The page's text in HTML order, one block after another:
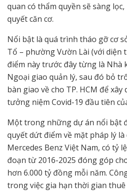
quan có thẩm quyền sẽ sàng
quyết căn cơ.
Nổi bật là quá trình tháo gỡ cơ
Tổ – phường Vườn Lài (với diện
điểm này trước đây từng là Nhà
Ngoại giao quản lý, sau đó bỏ
bàn giao về cho TP. HCM để
tưởng niệm Covid-19 đầu tiên
Một trong những dự án nổi bật
quyết dứt điểm về mặt pháp lý
Mercedes Benz Việt Nam, có tỷ
đoạn từ 2016-2025 đóng góp
hơn 6.000 tỷ đồng mỗi năm.
trong việc gia hạn thời gian